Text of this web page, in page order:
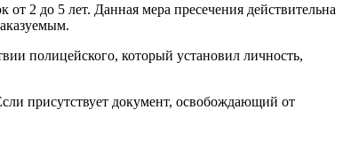
2 до 5 лет. Данная мера пресечения действительна
полицейского, который установил личность,
присутствует документ, освобождающий от